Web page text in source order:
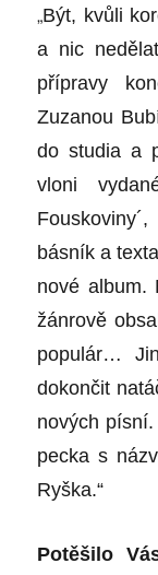
„Být, kvůli
a nic
přípravy
Zuzanou
do studia a
vloni
básník a
nové album.
žánrově
populár…
dokončit
nových písní.
pecka s
Ryška.“
Potěšilo